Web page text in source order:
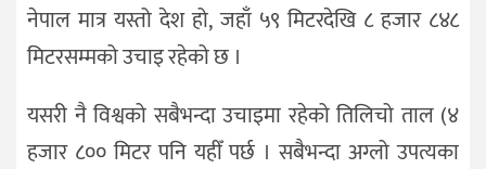
नेपाल मात्र यस्तो देश हो, जहाँ ५९ मिटरदेखि ८ हजार ८४८
मिटरसम्मको उचाइ रहेको छ ।
यसरी नै विश्वको सबैभन्दा उचाइमा रहेको तिलिचो ताल (४
हजार ८०० मिटर पनि यहीँ पर्छ । सबैभन्दा अग्लो उपत्यका